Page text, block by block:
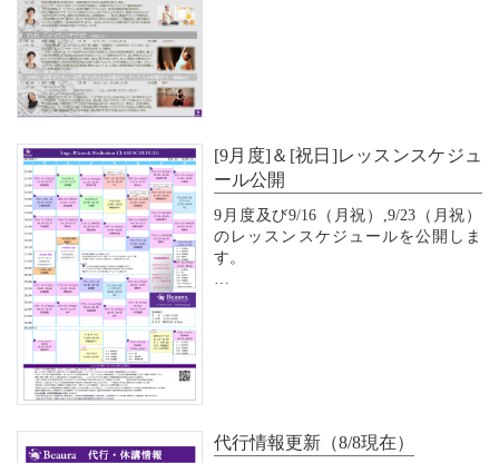
[9月度]＆[祝日]レッスンスケジュ
ール公開
9月度及び9/16（月祝）,9/23（月祝）
のレッスンスケジュールを公開しま
す。
レギュラークラスのご予約は、Ｗｅｂ
代行情報更新（8/8現在）